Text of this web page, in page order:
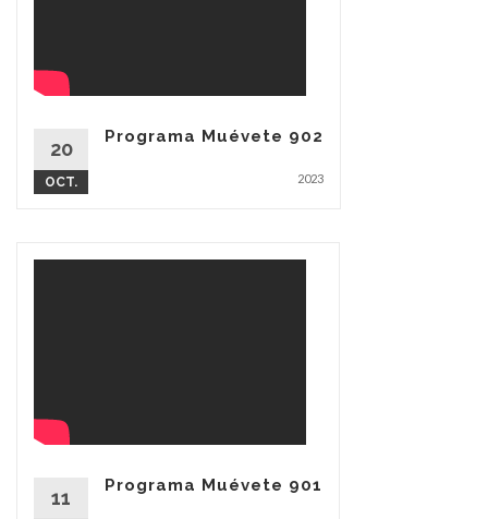
20
OCT.
Programa Muévete 902
2023
11
Programa Muévete 901